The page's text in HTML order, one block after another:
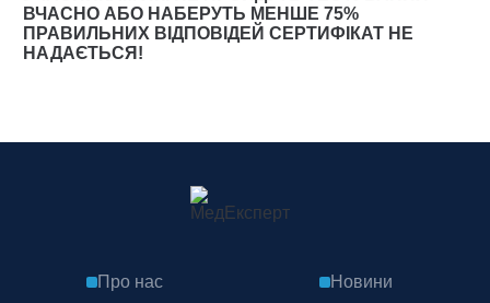
ВЧАСНО АБО НАБЕРУТЬ МЕНШЕ 75%
ПРАВИЛЬНИХ ВІДПОВІДЕЙ СЕРТИФІКАТ НЕ
НАДАЄТЬСЯ!
Про нас Новини